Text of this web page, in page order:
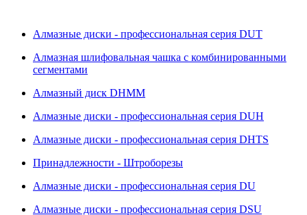
Алмазные диски - профессиональная серия DUT
Алмазная шлифовальная чашка с комбинированными
сегментами
Алмазный диск DHMM
Алмазные диски - профессиональная серия DUH
Алмазные диски - профессиональная серия DHTS
Принадлежности - Штроборезы
Алмазные диски - профессиональная серия DU
Алмазные диски - профессиональная серия DSU